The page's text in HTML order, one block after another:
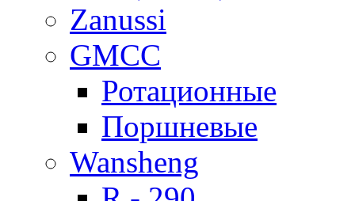
Zanussi
GMCC
Ротационные
Поршневые
Wansheng